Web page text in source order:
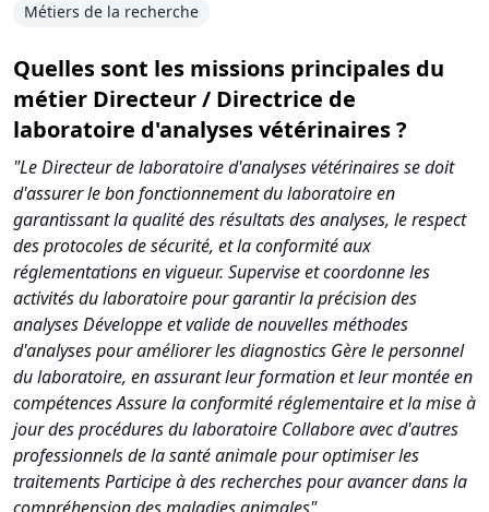
Métiers de la recherche
Quelles sont les missions principales du
métier Directeur / Directrice de
laboratoire d'analyses vétérinaires ?
"Le Directeur de laboratoire d'analyses vétérinaires se doit
d'assurer le bon fonctionnement du laboratoire en
garantissant la qualité des résultats des analyses, le respect
des protocoles de sécurité, et la conformité aux
réglementations en vigueur. Supervise et coordonne les
activités du laboratoire pour garantir la précision des
analyses Développe et valide de nouvelles méthodes
d'analyses pour améliorer les diagnostics Gère le personnel
du laboratoire, en assurant leur formation et leur montée en
compétences Assure la conformité réglementaire et la mise à
jour des procédures du laboratoire Collabore avec d'autres
professionnels de la santé animale pour optimiser les
traitements Participe à des recherches pour avancer dans la